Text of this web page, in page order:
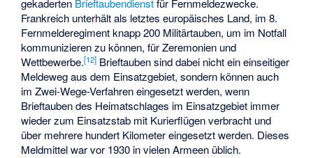
gekaderten Brieftaubendienstfür Fernmeldezwecke.
Frankreich unterhält als letztes europäisches Land, im 8.
Fernmelderegiment knapp 200 Militärtauben, um im Notfall
kommunizieren zu können, für Zeremonien und
Wettbewerbe.[12] Brieftauben sind dabei nicht ein einseitiger
Meldeweg aus dem Einsatzgebiet, sondern können auch
im Zwei-Wege-Verfahren eingesetzt werden, wenn
Brieftauben des Heimatschlages im Einsatzgebiet immer
wieder zum Einsatzstab mit Kurierflügen verbracht und
über mehrere hundert Kilometer eingesetzt werden. Dieses
Meldmittel war vor 1930 in vielen Armeen üblich.